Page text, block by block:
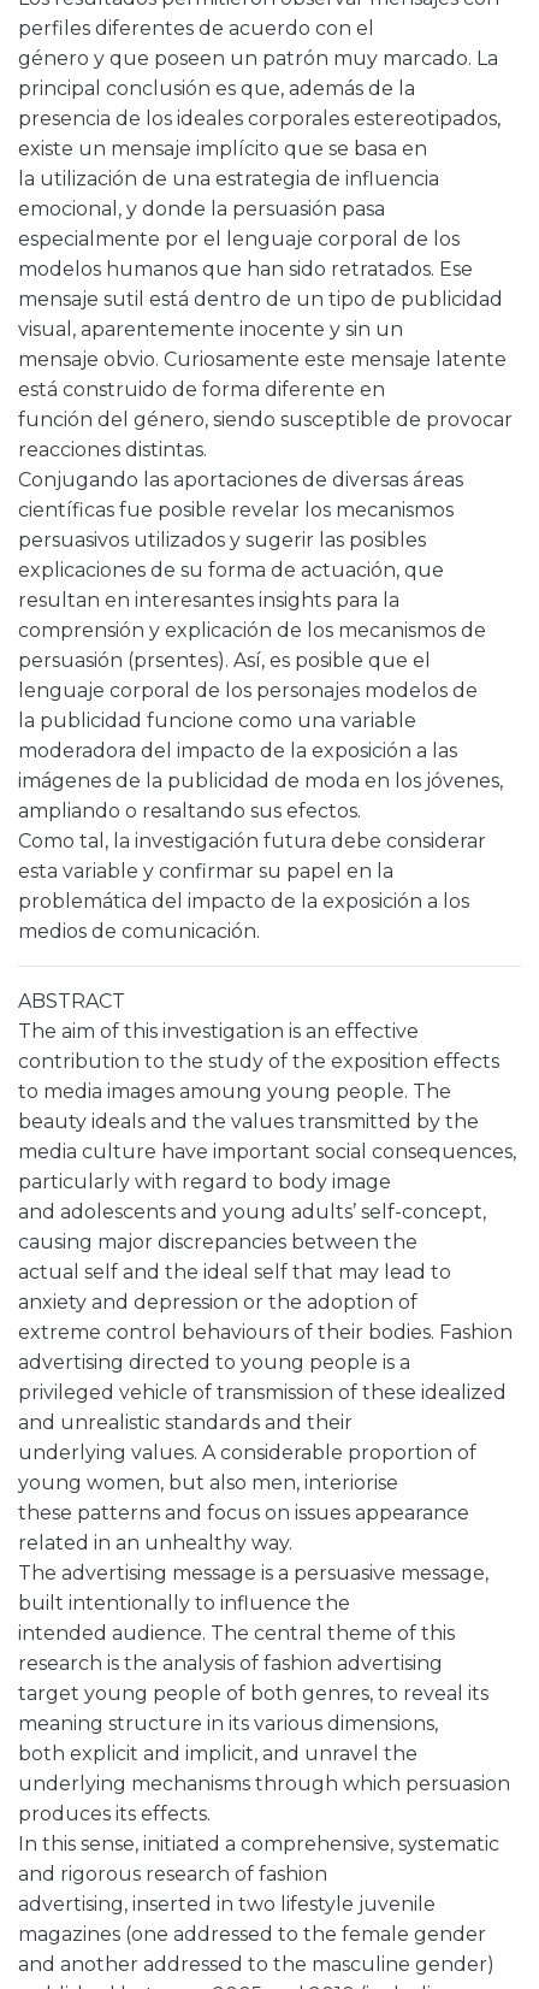
perfiles diferentes de acuerdo con el
género y que poseen un patrón muy marcado. La
principal conclusión es que, además de la
presencia de los ideales corporales estereotipados,
existe un mensaje implícito que se basa en
la utilización de una estrategia de influencia
emocional, y donde la persuasión pasa
especialmente por el lenguaje corporal de los
modelos humanos que han sido retratados. Ese
mensaje sutil está dentro de un tipo de publicidad
visual, aparentemente inocente y sin un
mensaje obvio. Curiosamente este mensaje latente
está construido de forma diferente en
función del género, siendo susceptible de provocar
reacciones distintas.
Conjugando las aportaciones de diversas áreas
científicas fue posible revelar los mecanismos
persuasivos utilizados y sugerir las posibles
explicaciones de su forma de actuación, que
resultan en interesantes insights para la
comprensión y explicación de los mecanismos de
persuasión (prsentes). Así, es posible que el
lenguaje corporal de los personajes modelos de
la publicidad funcione como una variable
moderadora del impacto de la exposición a las
imágenes de la publicidad de moda en los jóvenes,
ampliando o resaltando sus efectos.
Como tal, la investigación futura debe considerar
esta variable y confirmar su papel en la
problemática del impacto de la exposición a los
medios de comunicación.
ABSTRACT
The aim of this investigation is an effective
contribution to the study of the exposition effects
to media images amoung young people. The
beauty ideals and the values transmitted by the
media culture have important social consequences,
particularly with regard to body image
and adolescents and young adults’ self-concept,
causing major discrepancies between the
actual self and the ideal self that may lead to
anxiety and depression or the adoption of
extreme control behaviours of their bodies. Fashion
advertising directed to young people is a
privileged vehicle of transmission of these idealized
and unrealistic standards and their
underlying values. A considerable proportion of
young women, but also men, interiorise
these patterns and focus on issues appearance
related in an unhealthy way.
The advertising message is a persuasive message,
built intentionally to influence the
intended audience. The central theme of this
research is the analysis of fashion advertising
target young people of both genres, to reveal its
meaning structure in its various dimensions,
both explicit and implicit, and unravel the
underlying mechanisms through which persuasion
produces its effects.
In this sense, initiated a comprehensive, systematic
and rigorous research of fashion
advertising, inserted in two lifestyle juvenile
magazines (one addressed to the female gender
and another addressed to the masculine gender)